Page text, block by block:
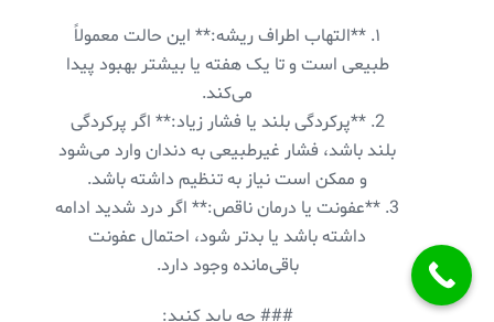
۱. **التهاب اطراف ریشه:** این حالت معمولاً
طبیعی است و تا یک هفته یا بیشتر بهبود پیدا
می‌کند.
2. **پرکردگی بلند یا فشار زیاد:** اگر پرکردگی
بلند باشد، فشار غیرطبیعی به دندان وارد می‌شود
و ممکن است نیاز به تنظیم داشته باشد.
3. **عفونت یا درمان ناقص:** اگر درد شدید ادامه
داشته باشد یا بدتر شود، احتمال عفونت
باقی‌مانده وجود دارد.
### چه باید کنید: